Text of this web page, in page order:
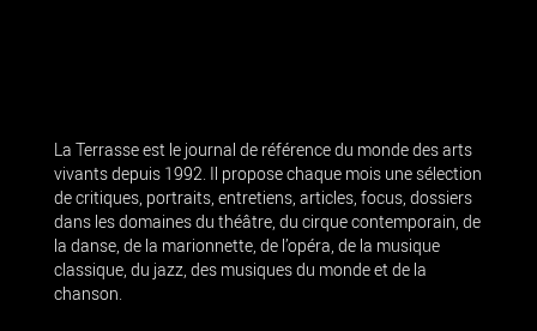
La Terrasse est le journal de référence du monde des arts
vivants depuis 1992. Il propose chaque mois une sélection
de critiques, portraits, entretiens, articles, focus, dossiers
dans les domaines du théâtre, du cirque contemporain, de
la danse, de la marionnette, de l’opéra, de la musique
classique, du jazz, des musiques du monde et de la
chanson.